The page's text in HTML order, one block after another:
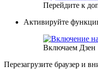
Перейдите к
Активируйте
Включаем Дзен
Перезагрузите браузер и